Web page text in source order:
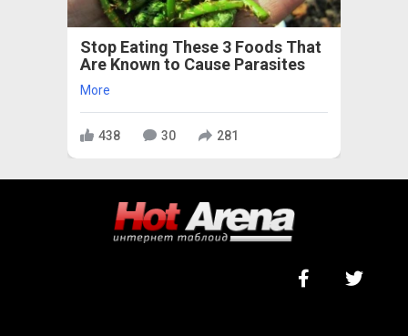
Stop Eating These 3 Foods That
Are Known to Cause Parasites
More
438 30 281